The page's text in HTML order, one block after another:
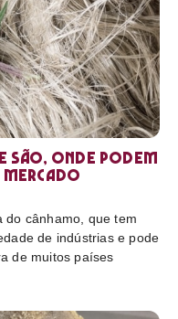
são, onde podem
mercado
do cânhamo, que tem
de indústrias e pode
de muitos países